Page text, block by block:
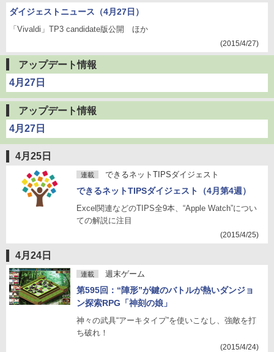
ダイジェストニュース（4月27日）
「Vivaldi」TP3 candidate版公開 ほか
(2015/4/27)
アップデート情報
4月27日
アップデート情報
4月27日
4月25日
連載 できるネットTIPSダイジェスト
できるネットTIPSダイジェスト（4月第4週）
Excel関連などのTIPS全9本、“Apple Watch”につい
ての解説に注目
(2015/4/25)
4月24日
連載 週末ゲーム
第595回：“陣形”が鍵のバトルが熱いダンジョ
ン探索RPG「神刻の娘」
神々の武具“アーキタイプ”を使いこなし、強敵を打
ち破れ！
(2015/4/24)